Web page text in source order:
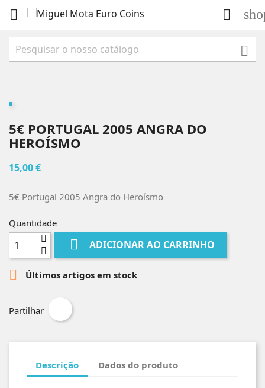
 

5€ PORTUGAL 2005 ANGRA DO
HEROÍSMO
15,00 €
5€ Portugal 2005 Angra do Heroísmo
Quantidade
 ADICIONAR AO CARRINHO
 Últimos artigos em stock
Partilhar
Descrição Dados do produto